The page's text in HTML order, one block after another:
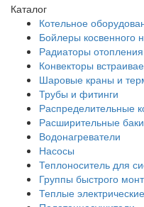
Каталог
Котельное
Бойлеры косвенного
Радиаторы отопления
Конвекторы
Шаровые краны и
Трубы и фитинги
Распределительные
Расширительные
Водонагреватели
Насосы
Теплоноситель для
Группы быстрого
Теплые